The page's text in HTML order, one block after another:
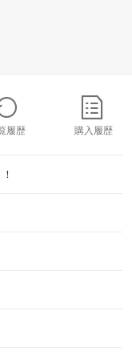
履歴 購入履歴